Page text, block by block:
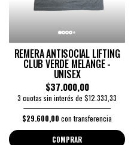
REMERA ANTISOCIAL LIFTING
CLUB VERDE MELANGE -
UNISEX
$37.000,00
3 cuotas sin interés de $12.333,33
$29.600,00 con transferencia
COMPRAR